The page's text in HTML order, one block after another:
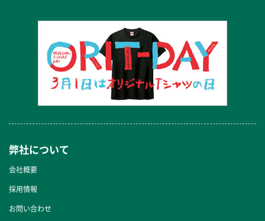
弊社について
会社概要
採用情報
お問い合わせ